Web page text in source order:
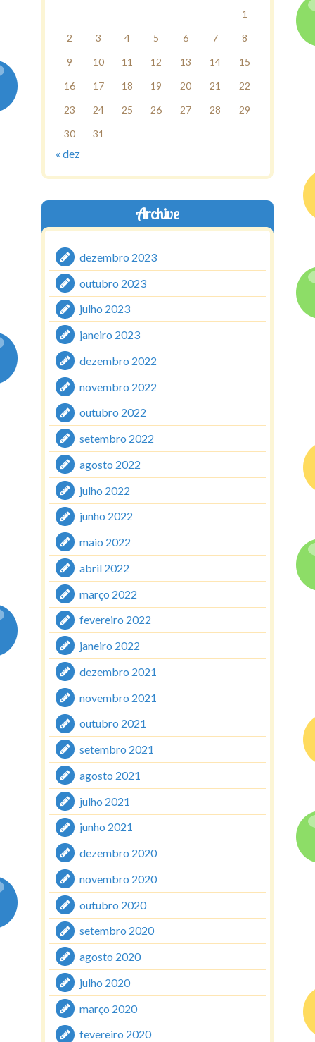
1
2
3 4 5 6 7
8
9
10 11 12 13 14
15
16
17 18 19 20 21
22
23
24 25 26 27 28
29
30
31
« dez
Archive
dezembro 2023
outubro 2023
julho 2023
janeiro 2023
dezembro 2022
novembro 2022
outubro 2022
setembro 2022
agosto 2022
julho 2022
junho 2022
maio 2022
abril 2022
março 2022
fevereiro 2022
janeiro 2022
dezembro 2021
novembro 2021
outubro 2021
setembro 2021
agosto 2021
julho 2021
junho 2021
dezembro 2020
novembro 2020
outubro 2020
setembro 2020
agosto 2020
julho 2020
março 2020
fevereiro 2020